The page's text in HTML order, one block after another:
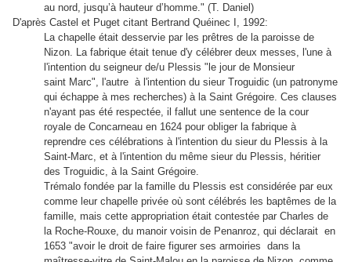
au nord, jusqu’à hauteur d’homme." (T. Daniel)
D'après Castel et Puget citant Bertrand Quéinec I, 1992:
La chapelle était desservie par les prêtres de la paroisse de
Nizon. La fabrique était tenue d'y célébrer deux messes, l'une à
l'intention du seigneur de/u Plessis "le jour de Monsieur
saint Marc", l'autre à l'intention du sieur Troguidic (un patronyme
qui échappe à mes recherches) à la Saint Grégoire. Ces clauses
n'ayant pas été respectée, il fallut une sentence de la cour
royale de Concarneau en 1624 pour obliger la fabrique à
reprendre ces célébrations à l'intention du sieur du Plessis à la
Saint-Marc, et à l'intention du même sieur du Plessis, héritier
des Troguidic, à la Saint Grégoire.
Trémalo fondée par la famille du Plessis est considérée par eux
comme leur chapelle privée où sont célébrés les baptêmes de la
famille, mais cette appropriation était contestée par Charles de
la Roche-Rouxe, du manoir voisin de Penanroz, qui déclarait en
1653 "avoir le droit de faire figurer ses armoiries dans la